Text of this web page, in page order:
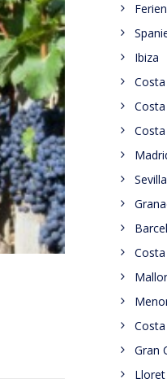
Ibiza
Sevilla
Gran